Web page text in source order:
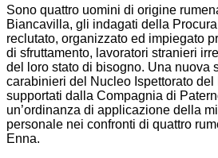
Sono quattro uomini di origine
Biancavilla, gli indagati della
reclutato, organizzato ed impiegato
di sfruttamento, lavoratori stranieri
del loro stato di bisogno. Una nuova
carabinieri del Nucleo Ispettorato del
supportati dalla Compagnia di
un’ordinanza di applicazione della
personale nei confronti di quattro
Enna.